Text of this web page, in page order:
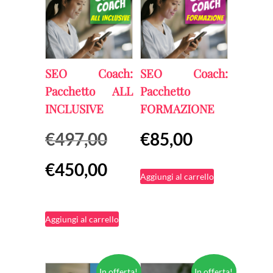
SEO Coach:
Pacchetto ALL
INCLUSIVE
€497,00
originale
€497,00.
€450,00Il
prezzo
è:
Aggiungi al carrello
SEO Coach:
Pacchetto
FORMAZIONE
€85,00
Aggiungi al carrello